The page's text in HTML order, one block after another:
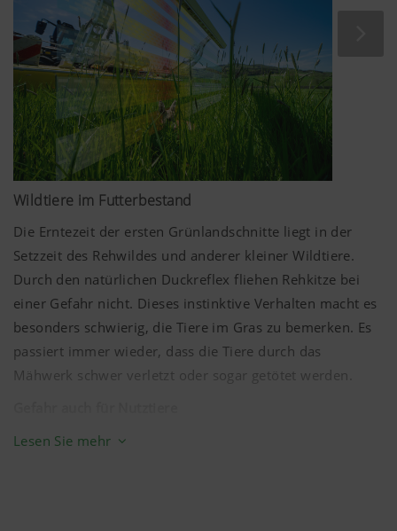
optimal gelöst. Einem schnellen Klingenwechsel steht
nichts im Weg.
Wildtiere im Futterbestand
Die Erntezeit der ersten Grünlandschnitte liegt in der
Setzzeit des Rehwildes und anderer kleiner Wildtiere.
Durch den natürlichen Duckreflex fliehen Rehkitze bei
einer Gefahr nicht. Dieses instinktive Verhalten macht es
besonders schwierig, die Tiere im Gras zu bemerken. Es
passiert immer wieder, dass die Tiere durch das
Mähwerk schwer verletzt oder sogar getötet werden.
Gelangen diese Tierkadaver mit dem Futter unbemerkt in
Lesen Sie mehr